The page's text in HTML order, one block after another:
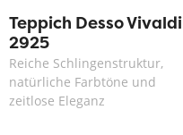
Teppich Desso Vivaldi
2925
Reiche Schlingenstruktur,
natürliche Farbtöne und
zeitlose Eleganz